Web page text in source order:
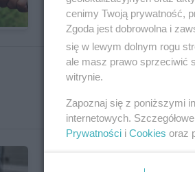
cenimy Twoją prywatność,
Zgoda jest dobrowolna i
się w lewym dolnym rogu
ale masz prawo sprzeciwić
witrynie.
Zapoznaj się z poniższymi
internetowych.
Prywatności i Cookies oraz